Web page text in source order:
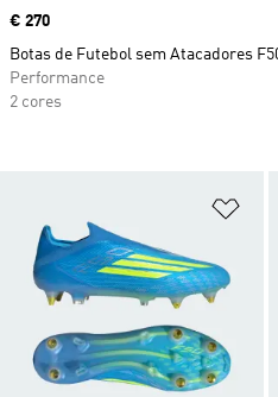
Price
€ 270
Botas de Futebol sem Atacadores
Performance
2 cores